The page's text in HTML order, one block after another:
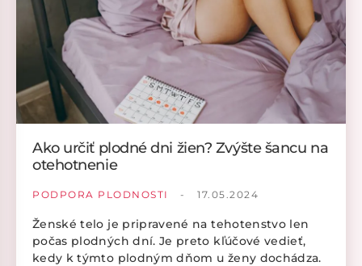
Ako určiť plodné dni žien? Zvýšte šancu na
otehotnenie
PODPORA PLODNOSTI - 17.05.2024
Ženské telo je pripravené na tehotenstvo len
počas plodných dní. Je preto kľúčové vedieť,
kedy k týmto plodným dňom u ženy dochádza.